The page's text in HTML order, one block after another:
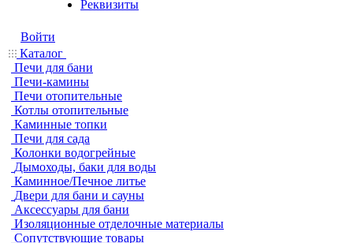
Реквизиты
Войти
Каталог
Печи для бани
Печи-камины
Печи отопительные
Котлы отопительные
Каминные топки
Печи для сада
Колонки водогрейные
Дымоходы, баки для воды
Каминное/Печное литье
Двери для бани и сауны
Аксессуары для бани
Изоляционные отделочные материалы
Сопутствующие товары